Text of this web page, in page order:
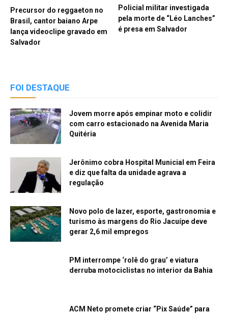
Precursor do reggaeton no
Brasil, cantor baiano Arpe
lança videoclipe gravado em
Salvador
Policial militar investigada
pela morte de “Léo Lanches”
é presa em Salvador
FOI DESTAQUE
Jovem morre após empinar moto e colidir
com carro estacionado na Avenida Maria
Quitéria
Jerônimo cobra Hospital Municial em Feira
e diz que falta da unidade agrava a
regulação
Novo polo de lazer, esporte, gastronomia e
turismo às margens do Rio Jacuípe deve
gerar 2,6 mil empregos
PM interrompe ‘rolê do grau’ e viatura
derruba motociclistas no interior da Bahia
ACM Neto promete criar “Pix Saúde” para